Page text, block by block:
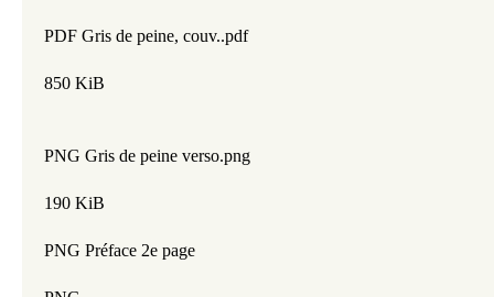
PDF Gris de peine, couv..pdf
850 KiB
PNG Gris de peine verso.png
190 KiB
PNG Préface 2e page